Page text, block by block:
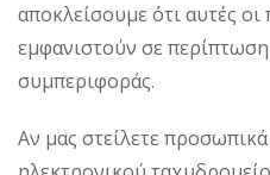
αποκλείσουμε ότι αυτές
εμφανιστούν σε
συμπεριφοράς.
Αν μας στείλετε